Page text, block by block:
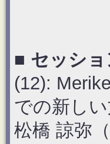
■ セッシ
(12):
での新し
松橋 諒弥